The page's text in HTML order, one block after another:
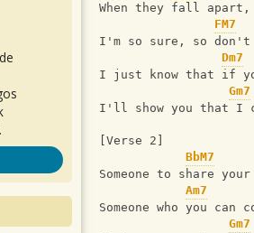
When they fall apart,
FM7
I'm so sure, so don't
Dm7
I just know that if
Gm7
I'll show you that I
[Verse 2]
BbM7
Someone to share
Am7
Someone who you can
Gm7